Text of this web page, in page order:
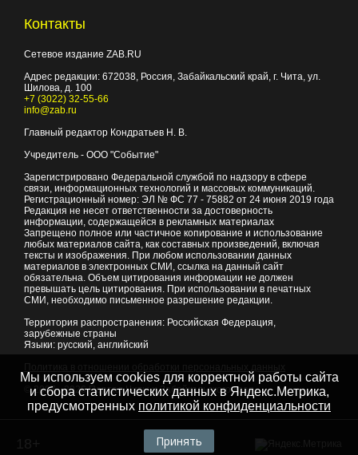
Контакты
Сетевое издание ZAB.RU
Адрес редакции: 672038, Россия, Забайкальский край, г. Чита, ул.
Шилова, д. 100
+7 (3022) 32-55-66
info@zab.ru
Главный редактор Кондратьев Н. В.
Учредитель - ООО "Событие"
Зарегистрировано Федеральной службой по надзору в сфере
связи, информационных технологий и массовых коммуникаций.
Регистрационный номер: ЭЛ № ФС 77 - 75882 от 24 июня 2019 года
Редакция не несет ответственности за достоверность
информации, содержащейся в рекламных материалах
Запрещено полное или частичное копирование и использование
любых материалов сайта, как составных произведений, включая
тексты и изображения. При любом использовании данных
материалов в электронных СМИ, ссылка на данный сайт
обязательна. Объем цитирования информации не должен
превышать цель цитирования. При использовании в печатных
СМИ, необходимо письменное разрешение редакции.
Территория распространения: Российская Федерация,
зарубежные страны
Языки: русский, английский
© 2007 - 2026Портал Читы и Забайкальского края
Мы используем cookies для корректной работы сайта
и сбора статистических данных в Яндекс.Метрика,
предусмотренных политикой конфиденциальности
Принять